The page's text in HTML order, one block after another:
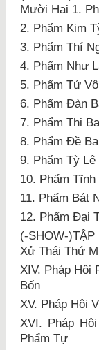
Mười Hai 1.
2. Phẩm Kim
3. Phẩm Thí
4. Phẩm Như
5. Phẩm Tứ
6. Phẩm Đàn
7. Phẩm Thi
8. Phẩm Đề
9. Phẩm Tỳ
10. Phẩm
11. Phẩm Bát
12. Phẩm Đại
(-SHOW-
Xử Thái Thứ
XIV. Pháp Hội
Bốn
XV. Pháp Hội
XVI. Pháp
Phẩm Tự